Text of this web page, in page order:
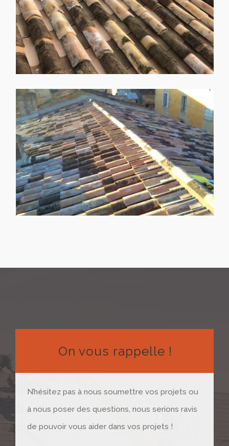
On vous rappelle !
N’hésitez pas à nous soumettre vos projets ou
à nous poser des questions, nous serions ravis
de pouvoir vous aider dans vos projets !